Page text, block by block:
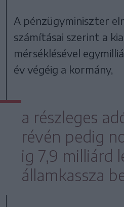
A pénzügyminiszter
számításai szerint a
mérséklésével
év végéig a kormány,
a részleges
révén pedig
ig 7,9 milliárd
államkassza